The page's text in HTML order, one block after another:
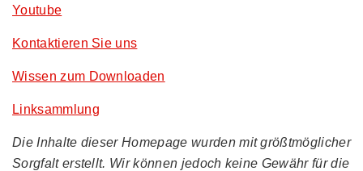
Youtube
Kontaktieren Sie uns
Wissen zum Downloaden
Linksammlung
Die Inhalte dieser Homepage wurden mit größtmöglicher
Sorgfalt erstellt. Wir können jedoch keine Gewähr für die